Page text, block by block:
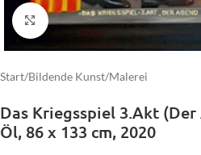
Click to enlarge
Start/Bildende Kunst/Malerei
Das Kriegsspiel 3.Akt
Öl, 86 x 133 cm, 2020